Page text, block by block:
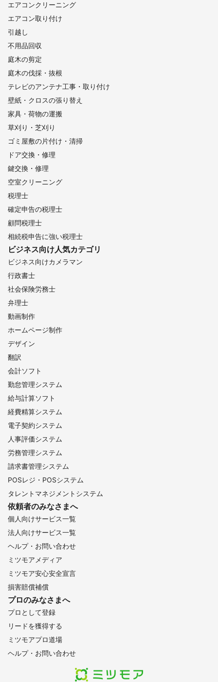
エアコンクリーニング
エアコン取り付け
引越し
不用品回収
庭木の剪定
庭木の伐採・抜根
テレビのアンテナ工事・取り付け
壁紙・クロスの張り替え
家具・荷物の運搬
草刈り・芝刈り
ゴミ屋敷の片付け・清掃
ドア交換・修理
鍵交換・修理
空室クリーニング
税理士
確定申告の税理士
顧問税理士
相続税申告に強い税理士
ビジネス向け人気カテゴリ
ビジネス向けカメラマン
行政書士
社会保険労務士
弁理士
動画制作
ホームページ制作
デザイン
翻訳
会計ソフト
勤怠管理システム
給与計算ソフト
経費精算システム
電子契約システム
人事評価システム
労務管理システム
請求書管理システム
POSレジ・POSシステム
タレントマネジメントシステム
依頼者のみなさまへ
個人向けサービス一覧
法人向けサービス一覧
ヘルプ・お問い合わせ
ミツモアメディア
ミツモア安心安全宣言
損害賠償補償
プロのみなさまへ
プロとして登録
リードを獲得する
ミツモアプロ道場
ヘルプ・お問い合わせ